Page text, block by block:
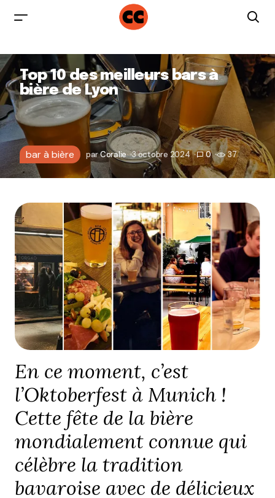
Top 10 des meilleurs bars à
bière de Lyon
bar à bière parCoralie 3 octobre 2024 0 37
En ce moment, c’est
l’Oktoberfest à Munich !
Cette fête de la bière
mondialement connue qui
célèbre la tradition
bavaroise avec de délicieux